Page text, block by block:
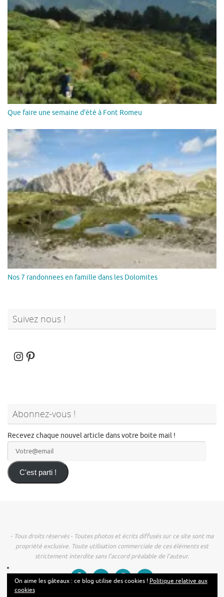
Que faire une semaine d'été à Font Romeu
Nos 7 randonnees en famille dans les Dolomites
Suivez nous !
Instagram
Pinterest
Abonnez-vous !
Recevez chaque nouvel article dans votre boite mail !
C'est parti !
- Tous droits réservés - Toutes photos et écrits diffusés sur ce site sont ma
propriété exclusive. Toute utilisation commerciale de ces éléments est
strictement interdite sans l’accord préalable de l’auteur.
On aime les gâteaux : ce blog utilise des cookies ! Politique relative aux
cookies